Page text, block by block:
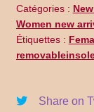
Shop all
Time
Time Clock
Catégories :
Women new
Étiquettes :
Share on